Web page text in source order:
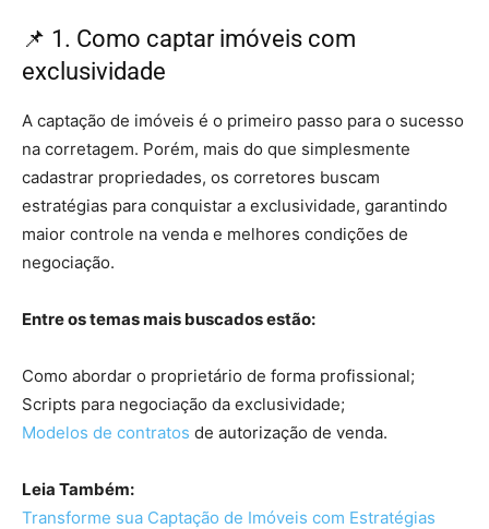
📌 1. Como captar imóveis com
exclusividade
A captação de imóveis é o primeiro passo para o sucesso
na corretagem. Porém, mais do que simplesmente
cadastrar propriedades, os corretores buscam
estratégias para conquistar a exclusividade, garantindo
maior controle na venda e melhores condições de
negociação.
Entre os temas mais buscados estão:
Como abordar o proprietário de forma profissional;
Scripts para negociação da exclusividade;
Modelos de contratos de autorização de venda.
Leia Também:
Transforme sua Captação de Imóveis com Estratégias